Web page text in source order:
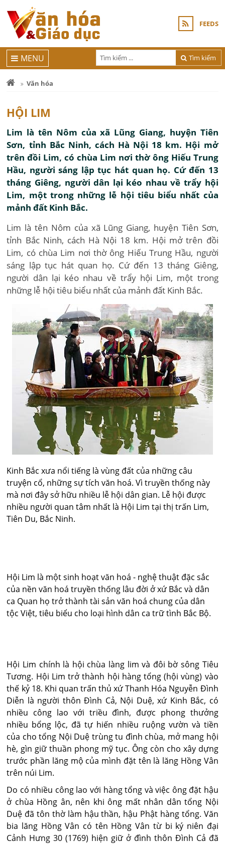
FEEDS
Tìm kiếm
MENU
Văn hóa
HỘI LIM
Lim là tên Nôm của xã Lũng Giang, huyện Tiên
Sơn, tỉnh Bắc Ninh, cách Hà Nội 18 km. Hội mở
trên đồi Lim, có chùa Lim nơi thờ ông Hiếu Trung
Hầu, người sáng lập tục hát quan họ. Cứ đến 13
tháng Giêng, người dân lại kéo nhau về trẩy hội
Lim, một trong những lễ hội tiêu biểu nhất của
mảnh đất Kinh Bắc.
Lim là tên Nôm của xã Lũng Giang, huyện Tiên Sơn,
tỉnh Bắc Ninh, cách Hà Nội 18 km. Hội mở trên đồi
Lim, có chùa Lim nơi thờ ông Hiếu Trung Hầu, người
sáng lập tục hát quan họ. Cứ đến 13 tháng Giêng,
người dân lại kéo nhau về trẩy hội Lim, một trong
những lễ hội tiêu biểu nhất của mảnh đất Kinh Bắc.
Kinh Bắc xưa nổi tiếng là vùng đất của những câu
truyện cổ, những sự tích văn hoá. Vì truyền thống này
mà nơi đây sở hữu nhiều lễ hội dân gian. Lễ hội được
nhiều người quan tâm nhất là Hội Lim tại thị trấn Lim,
Tiên Du, Bắc Ninh.
Hội Lim là một sinh hoạt văn hoá - nghệ thuật đặc sắc
của nền văn hoá truyền thống lâu đời ở xứ Bắc và dân
ca Quan họ trở thành tài sản văn hoá chung của dân
tộc Việt, tiêu biểu cho loại hình dân ca trữ tình Bắc Bộ.
Hội Lim chính là hội chùa làng lim và đôi bờ sông Tiêu
Tương. Hội Lim trở thành hội hàng tổng (hội vùng) vào
thế kỷ 18. Khi quan trấn thủ xứ Thanh Hóa Nguyễn Đình
Diễn là người thôn Đình Cả, Nội Duệ, xứ Kinh Bắc, có
nhiều công lao với triều đình, được phong thưởng
nhiều bổng lộc, đã tự hiến nhiều ruộng vườn và tiền
của cho tổng Nội Duệ trùng tu đình chùa, mở mang hội
hè, gìn giữ thuần phong mỹ tục. Ông còn cho xây dựng
trước phần lăng mộ của mình đặt tên là lăng Hồng Vân
trên núi Lim.
Do có nhiều công lao với hàng tổng và việc ông đặt hậu
ở chùa Hồng ân, nên khi ông mất nhân dân tổng Nội
Duệ đã tôn thờ làm hậu thần, hậu Phật hàng tổng. Văn
bia lăng Hồng Vân có tên Hồng Vân từ bi ký niên đại
Cảnh Hưng 30 (1769) hiện giữ ở đình thôn Đình Cả đã